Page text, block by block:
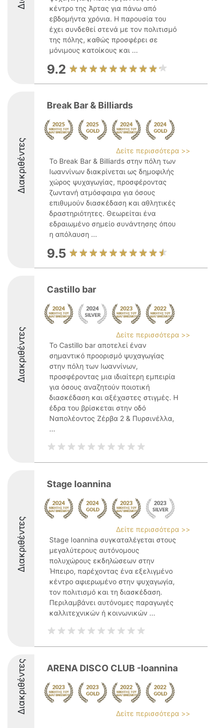
κέντρο της Άρτας για πάνω από
εβδομήντα χρόνια. Η παρουσία του
έχει συνδεθεί στενά με τον πολιτισμό
της πόλης, καθώς προσφέρει σε
μόνιμους κατοίκους και ...
9.2
Διακριθέντες
Break Bar & Billiards
Δείτε περισσότερα >>
Το Break Bar & Billiards στην πόλη των
Ιωαννίνων διακρίνεται ως δημοφιλής
χώρος ψυχαγωγίας, προσφέροντας
ζωντανή ατμόσφαιρα για όσους
επιθυμούν διασκέδαση και αθλητικές
δραστηριότητες. Θεωρείται ένα
εδραιωμένο σημείο συνάντησης όπου
η απόλαυση ...
9.5
Διακριθέντες
Castillo bar
Δείτε περισσότερα >>
Το Castillo bar αποτελεί έναν
σημαντικό προορισμό ψυχαγωγίας
στην πόλη των Ιωαννίνων,
προσφέροντας μια ιδιαίτερη εμπειρία
για όσους αναζητούν ποιοτική
διασκέδαση και αξέχαστες στιγμές. Η
έδρα του βρίσκεται στην οδό
Ναπολέοντος Ζέρβα 2 & Πυρσινέλλα,
...
Διακριθέντες
Stage Ioannina
Δείτε περισσότερα >>
Stage Ioannina συγκαταλέγεται στους
μεγαλύτερους αυτόνομους
πολυχώρους εκδηλώσεων στην
Ήπειρο, παρέχοντας ένα εξελιγμένο
κέντρο αφιερωμένο στην ψυχαγωγία,
τον πολιτισμό και τη διασκέδαση.
Περιλαμβάνει αυτόνομες παραγωγές
καλλιτεχνικών ή κοινωνικών ...
Διακριθέντες ΑRENA DISCO CLUB -Ioannina
Δείτε περισσότερα >>